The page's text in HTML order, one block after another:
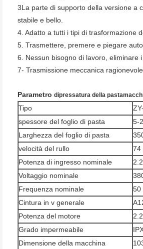
3La parte di supporto della versione a
stabile e bello.
4. Adatto a tutti i tipi di trasformazione
5. Trasmettere, premere e piegare
6. Nessun bisogno di lavoro, eliminare
7- Trasmissione meccanica
Parametro dipressatura della pasta
Tipo
spessore del foglio di pasta
5-
Larghezza del foglio di pasta
velocità del rullo
74
Potenza di ingresso nominale
Voltaggio nominale
Frequenza nominale
50
Cintura in v generale
Potenza del motore
Grado impermeabile
Dimensione della macchina